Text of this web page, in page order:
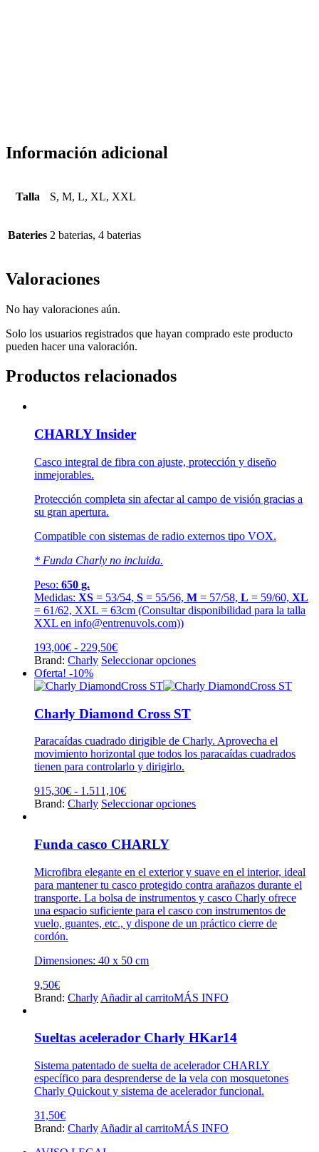
Información adicional
Talla S, M, L, XL, XXL
Bateries 2 baterias, 4 baterias
Valoraciones
No hay valoraciones aún.
Solo los usuarios registrados que hayan comprado este producto
pueden hacer una valoración.
Productos relacionados
CHARLY Insider
Casco integral de fibra con ajuste, protección y diseño
inmejorables.
Protección completa sin afectar al campo de visión gracias a
su gran apertura.
Compatible con sistemas de radio externos tipo VOX.
* Funda Charly no incluida.
Peso: 650 g.
Medidas: XS = 53/54, S = 55/56, M = 57/58, L = 59/60, XL
= 61/62, XXL = 63cm (Consultar disponibilidad para la talla
XXL en info@entrenuvols.com))
193,00€ - 229,50€Rango
de
desde
hasta
229,50€
Brand: Charly Seleccionar opcionesEste
tiene
opciones
se
pueden
la
Oferta! -10%
Charly Diamond Cross ST
Paracaídas cuadrado dirigible de Charly. Aprovecha el
movimiento horizontal que todos los paracaídas cuadrados
tienen para controlarlo y dirigirlo.
915,30€ - 1.511,10€Rango
de
915,30€
hasta
1.511,10€
Brand: Charly Seleccionar opcionesEste
opciones
se
pueden
elegir
en
Funda casco CHARLY
Microfibra elegante en el exterior y suave en el interior, ideal
para mantener tu casco protegido contra arañazos durante el
transporte. La bolsa de instrumentos y casco Charly ofrece
una espacio suficiente para el casco con instrumentos de
vuelo, guantes, etc., y dispone de un práctico cierre de
cordón.
Dimensiones: 40 x 50 cm
9,50€
Brand: Charly Añadir al carritoMÁS INFO
Sueltas acelerador Charly HKar14
Sistema patentado de suelta de acelerador CHARLY
específico para desprenderse de la vela con mosquetones
Charly Quickout y sistema de acelerador funcional.
31,50€
Brand: Charly Añadir al carritoMÁS INFO